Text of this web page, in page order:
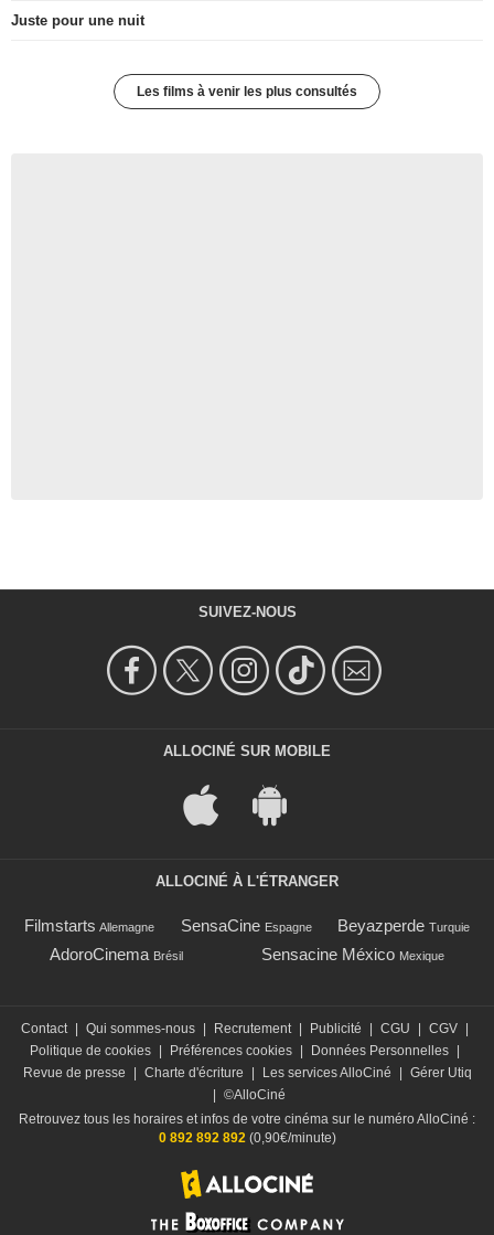
Juste pour une nuit
Les films à venir les plus consultés
SUIVEZ-NOUS
ALLOCINÉ SUR MOBILE
ALLOCINÉ À L'ÉTRANGER
Filmstarts Allemagne SensaCine Espagne Beyazperde Turquie
AdoroCinema Brésil Sensacine México Mexique
Contact | Qui sommes-nous | Recrutement | Publicité | CGU | CGV |
Politique de cookies | Préférences cookies | Données Personnelles |
Revue de presse
| Charte d'écriture | Les services AlloCiné | Gérer Utiq
| ©AlloCiné
Retrouvez tous les horaires et infos de votre cinéma sur le numéro AlloCiné :
0 892 892 892(0,90€/minute)